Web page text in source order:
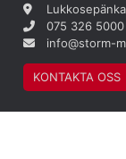
075 326 5000
info@storm-
KONTAKTA OSS